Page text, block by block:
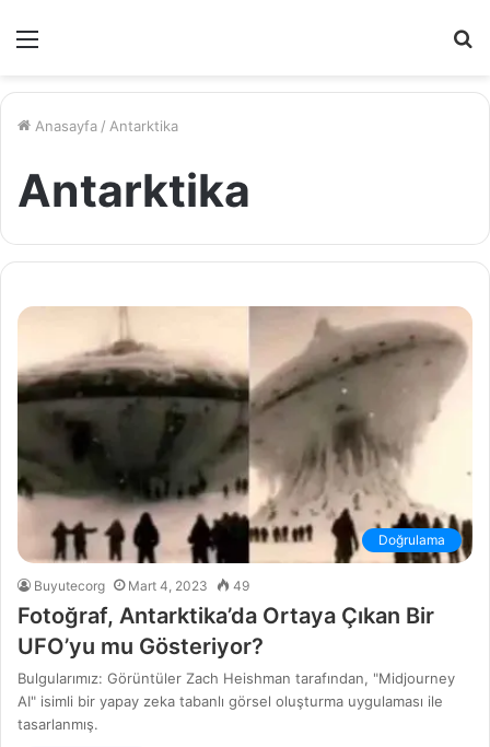
Menü
Anasayfa / Antarktika
Antarktika
Doğrulama
Buyutecorg Mart 4, 2023 49
Fotoğraf, Antarktika’da Ortaya Çıkan Bir
UFO’yu mu Gösteriyor?
Bulgularımız: Görüntüler Zach Heishman tarafından, "Midjourney
AI" isimli bir yapay zeka tabanlı görsel oluşturma uygulaması ile
tasarlanmış.